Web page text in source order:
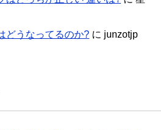
どうなってるのか? に junzotjp